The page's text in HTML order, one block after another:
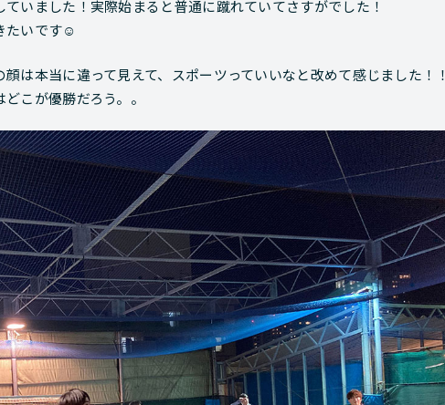
いました！実際始まると普通に蹴れていてさすがでした！
たいです☺
は本当に違って見えて、スポーツっていいなと改めて感じました！！
こが優勝だろう。。